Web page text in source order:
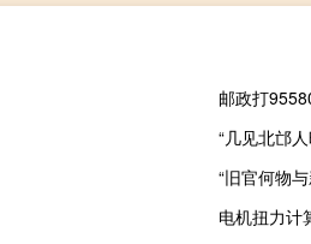
邮政打
“几见北邙
“旧官何物
电机扭力计